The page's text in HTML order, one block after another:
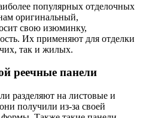
популярных отделочных
оригинальный,
свою изюминку,
Их применяют для отделки
так и жилых.
реечные панели
разделяют на листовые и
получили из-за своей